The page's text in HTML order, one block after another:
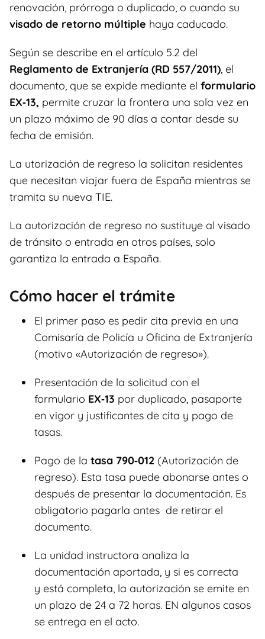
renovación, prórroga o duplicado, o cuando su
visado de retorno múltiple haya caducado.
Según se describe en el artículo 5.2 del
Reglamento de Extranjería (RD 557/2011), el
documento, que se expide mediante el formulario
EX‑13, permite cruzar la frontera una sola vez en
un plazo máximo de 90 días a contar desde su
fecha de emisión.
La utorización de regreso la solicitan residentes
que necesitan viajar fuera de España mientras se
tramita su nueva TIE.
La autorización de regreso no sustituye al visado
de tránsito o entrada en otros países, solo
garantiza la entrada a España.
Cómo hacer el trámite
El primer paso es pedir cita previa en una
Comisaría de Policía u Oficina de Extranjería
(motivo «Autorización de regreso»).
Presentación de la solicitud con el
formulario EX‑13 por duplicado, pasaporte
en vigor y justificantes de cita y pago de
tasas.
Pago de la tasa 790‑012 (Autorización de
regreso). Esta tasa puede abonarse antes o
después de presentar la documentación. Es
obligatorio pagarla antes de retirar el
documento.
La unidad instructora analiza la
documentación aportada, y si es correcta
y está completa, la autorización se emite en
un plazo de 24 a 72 horas. EN algunos casos
se entrega en el acto.